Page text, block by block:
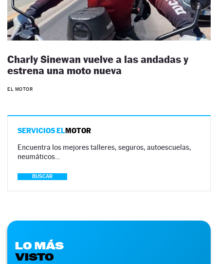
Charly Sinewan vuelve a las andadas y
estrena una moto nueva
EL MOTOR
SERVICIOS ELMOTOR
Encuentra los mejores talleres, seguros, autoescuelas,
neumáticos…
BUSCAR
LO MÁS
VISTO